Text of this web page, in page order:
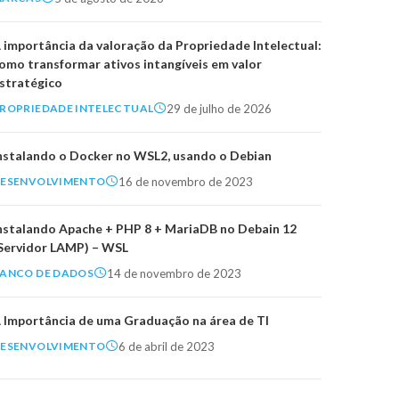
importância da valoração da Propriedade Intelectual:
transformar ativos intangíveis em valor
INTELECTUAL 29 de julho de 2026
o Docker no WSL2, usando o Debian
16 de novembro de 2023
Apache + PHP 8 + MariaDB no Debain 12
LAMP) – WSL
DE DADOS 14 de novembro de 2023
Importância de uma Graduação na área de TI
6 de abril de 2023